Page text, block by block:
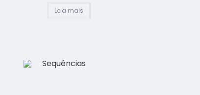
Leia mais